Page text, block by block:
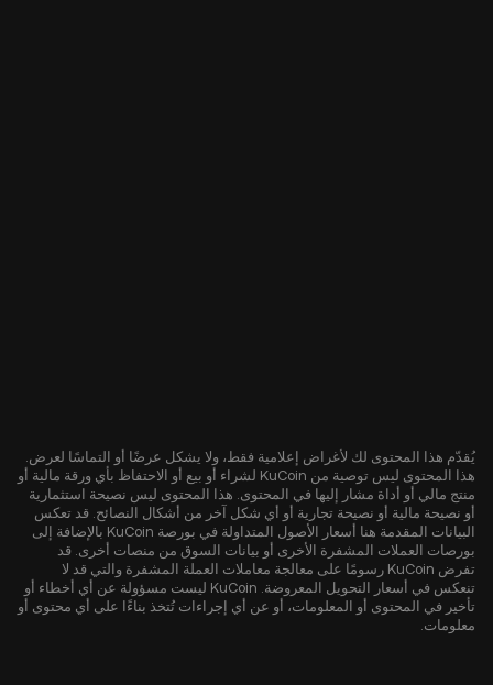
يُقدّم هذا المحتوى لك لأغراض إعلامية فقط، ولا يشكل عرضًا أو التماسًا لعرض.
هذا المحتوى ليس توصية من KuCoin لشراء أو بيع أو الاحتفاظ بأي ورقة مالية أو
منتج مالي أو أداة مشار إليها في المحتوى. هذا المحتوى ليس نصيحة استثمارية
أو نصيحة مالية أو نصيحة تجارية أو أي شكل آخر من أشكال النصائح. قد تعكس
البيانات المقدمة هنا أسعار الأصول المتداولة في بورصة KuCoin بالإضافة إلى
بورصات العملات المشفرة الأخرى أو بيانات السوق من منصات أخرى. قد
تفرض KuCoin رسومًا على معالجة معاملات العملة المشفرة والتي قد لا
تنعكس في أسعار التحويل المعروضة. KuCoin ليست مسؤولة عن أي أخطاء أو
تأخير في المحتوى أو المعلومات، أو عن أي إجراءات تُتخذ بناءًا على أي محتوى أو
معلومات.